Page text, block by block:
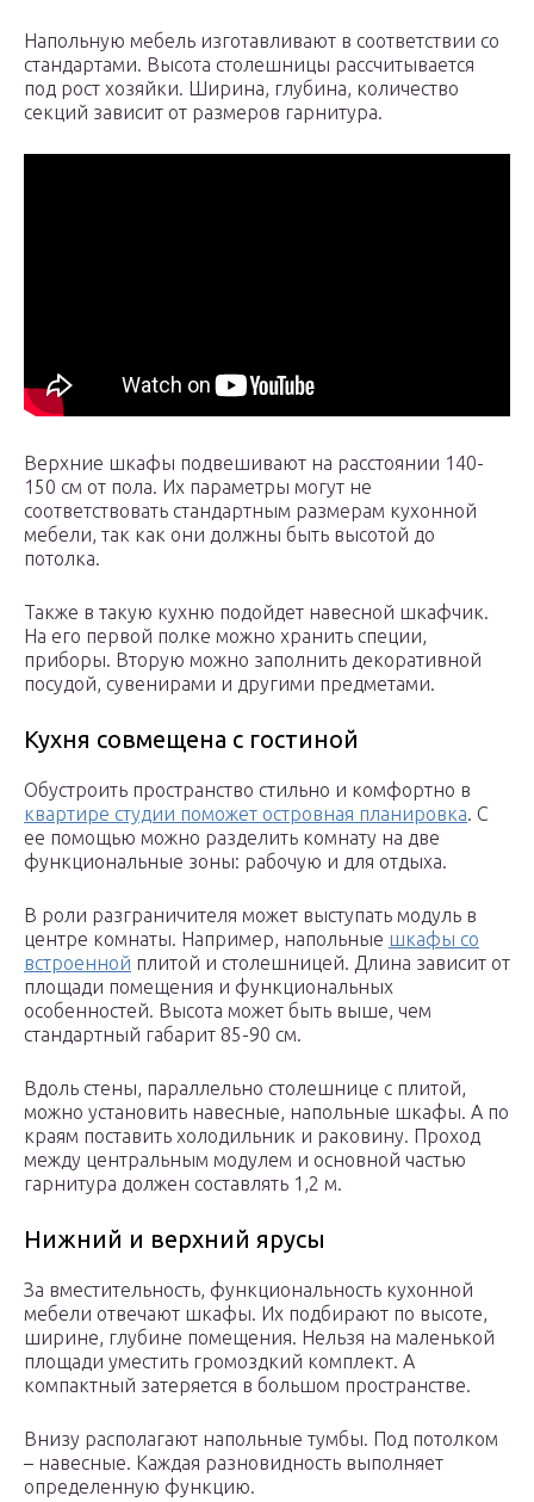
Напольную мебель изготавливают в соответствии со
стандартами. Высота столешницы рассчитывается
под рост хозяйки. Ширина, глубина, количество
секций зависит от размеров гарнитура.
Верхние шкафы подвешивают на расстоянии 140-
150 см от пола. Их параметры могут не
соответствовать стандартным размерам кухонной
мебели, так как они должны быть высотой до
потолка.
Также в такую кухню подойдет навесной шкафчик.
На его первой полке можно хранить специи,
приборы. Вторую можно заполнить декоративной
посудой, сувенирами и другими предметами.
Кухня совмещена с гостиной
Обустроить пространство стильно и комфортно в
квартире студии поможет островная планировка. С
ее помощью можно разделить комнату на две
функциональные зоны: рабочую и для отдыха.
В роли разграничителя может выступать модуль в
центре комнаты. Например, напольные шкафы со
встроенной плитой и столешницей. Длина зависит от
площади помещения и функциональных
особенностей. Высота может быть выше, чем
стандартный габарит 85-90 см.
Вдоль стены, параллельно столешнице с плитой,
можно установить навесные, напольные шкафы. А по
краям поставить холодильник и раковину. Проход
между центральным модулем и основной частью
гарнитура должен составлять 1,2 м.
Нижний и верхний ярусы
За вместительность, функциональность кухонной
мебели отвечают шкафы. Их подбирают по высоте,
ширине, глубине помещения. Нельзя на маленькой
площади уместить громоздкий комплект. А
компактный затеряется в большом пространстве.
Внизу располагают напольные тумбы. Под потолком
– навесные. Каждая разновидность выполняет
определенную функцию.